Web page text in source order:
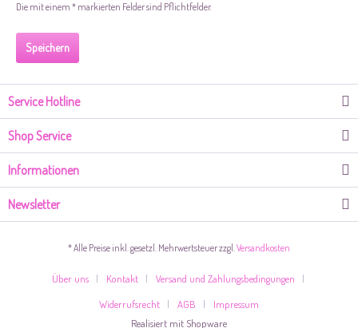
Die mit einem * markierten Felder sind Pflichtfelder.
Speichern
Service Hotline
Shop Service
Informationen
Newsletter
* Alle Preise inkl. gesetzl. Mehrwertsteuer zzgl.Versandkosten
Über uns Kontakt
Versand und Zahlungsbedingungen
Widerrufsrecht
AGB
Impressum
Realisiert mit Shopware